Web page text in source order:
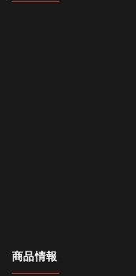
商品情報